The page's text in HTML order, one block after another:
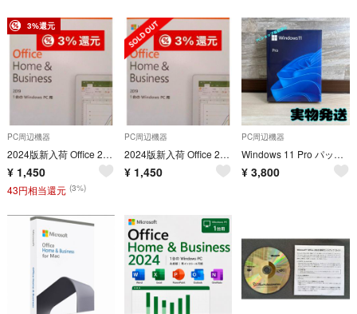
3%還元
PC周辺機器
2024版新入荷 Office 2019 for windows 1PC
¥ 1,450
43円相当還元 (3%)
PC周辺機器
2024版新入荷 Office 2019 for windows 1PC
¥ 1,450
PC周辺機器
Windows 11 Pro パッケージ版 日本語版
¥ 3,800